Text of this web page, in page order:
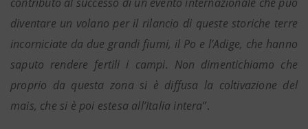
diventare un volano per il rilancio di queste storiche terre
incorniciate da due grandi fiumi, il Po e l’Adige, che hanno
saputo rendere fertili i campi. Non dimentichiamo che
proprio da questa zona si è diffusa la coltivazione del
mais, che si è poi estesa all’Italia intera”.